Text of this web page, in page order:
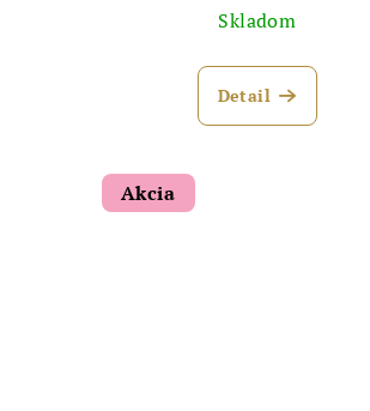
Skladom
Detail
Akcia